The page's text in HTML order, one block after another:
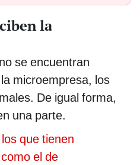
la
se encuentran
microempresa, los
De igual forma,
una parte.
que tienen
el de